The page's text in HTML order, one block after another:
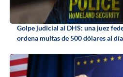
Golpe judicial al DHS: una juez
ordena multas de 500 dólares al día